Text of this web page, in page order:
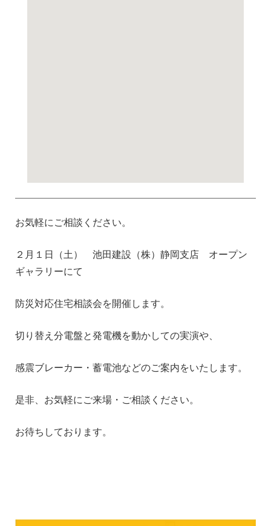
お気軽にご相談ください。
２月１日（土） 池田建設（株）静岡支店 オープン
ギャラリーにて
防災対応住宅相談会を開催します。
切り替え分電盤と発電機を動かしての実演や、
感震ブレーカー・蓄電池などのご案内をいたします。
是非、お気軽にご来場・ご相談ください。
お待ちしております。